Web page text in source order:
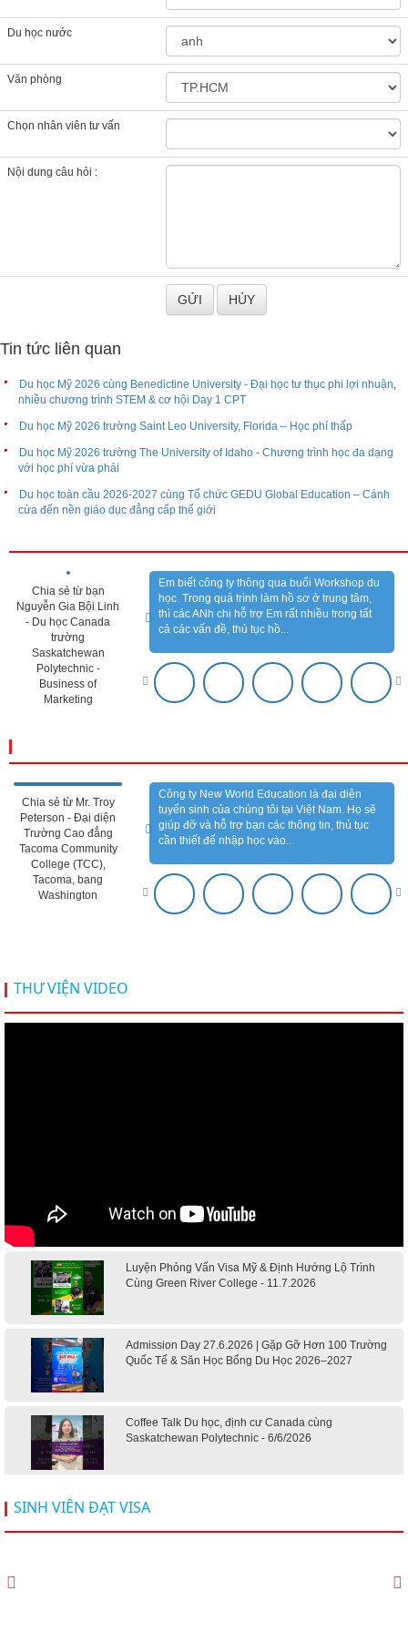
Du học nước
Văn phòng
Chọn nhân viên tư vấn
Nội dung câu hỏi :
Tin tức liên quan
Du học Mỹ 2026 cùng Benedictine University - Đại học tư thục phi lợi nhuận,
nhiều chương trình STEM & cơ hội Day 1 CPT
Du học Mỹ 2026 trường Saint Leo University, Florida – Học phí thấp
Du học Mỹ 2026 trường The University of Idaho - Chương trình học đa dạng
với học phí vừa phải
Du học toàn cầu 2026-2027 cùng Tổ chức GEDU Global Education – Cánh
cửa đến nền giáo dục đẳng cấp thế giới
Chia sẻ từ bạn
Nguyễn Gia Bội Linh
- Du học Canada
trường
Saskatchewan
Polytechnic -
Business of
Marketing
Em biết công ty thông qua buổi Workshop du
học. Trong quá trình làm hồ sơ ở trung tâm,
thì các ANh chị hỗ trợ Em rất nhiều trong tất
cả các vấn đề, thủ tục hồ...
Chia sẻ từ Mr. Troy
Peterson - Đại diện
Trường Cao đẳng
Tacoma Community
College (TCC),
Tacoma, bang
Washington
Công ty New World Education là đại diện
tuyển sinh của chúng tôi tại Việt Nam. Họ sẽ
giúp đỡ và hỗ trợ bạn các thông tin, thủ tục
cần thiết để nhập học vào...
THƯ VIỆN VIDEO
Luyện Phỏng Vấn Visa Mỹ & Định Hướng Lộ Trình
Cùng Green River College - 11.7.2026
Admission Day 27.6.2026 | Gặp Gỡ Hơn 100 Trường
Quốc Tế & Săn Học Bổng Du Học 2026–2027
Coffee Talk Du học, định cư Canada cùng
Saskatchewan Polytechnic - 6/6/2026
Hội thảo du học Mỹ 18.4.2026 - Đại học Mỹ học phí
dưới 20k/ năm
SINH VIÊN ĐẠT VISA